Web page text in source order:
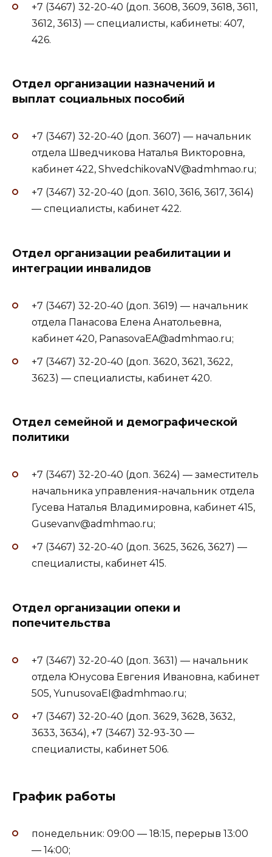
+7 (3467) 32-20-40 (доп. 3608, 3609, 3618, 3611,
3612, 3613) — специалисты, кабинеты: 407,
426.
Отдел организации назначений и
выплат социальных пособий
+7 (3467) 32-20-40 (доп. 3607) — начальник
отдела Шведчикова Наталья Викторовна,
кабинет 422, ShvedchikovaNV@admhmao.ru;
+7 (3467) 32-20-40 (доп. 3610, 3616, 3617, 3614)
— специалисты, кабинет 422.
Отдел организации реабилитации и
интеграции инвалидов
+7 (3467) 32-20-40 (доп. 3619) — начальник
отдела Панасова Елена Анатольевна,
кабинет 420, PanasovaEA@admhmao.ru;
+7 (3467) 32-20-40 (доп. 3620, 3621, 3622,
3623) — специалисты, кабинет 420.
Отдел семейной и демографической
политики
+7 (3467) 32-20-40 (доп. 3624) — заместитель
начальника управления-начальник отдела
Гусева Наталья Владимировна, кабинет 415,
Gusevanv@admhmao.ru;
+7 (3467) 32-20-40 (доп. 3625, 3626, 3627) —
специалисты, кабинет 415.
Отдел организации опеки и
попечительства
+7 (3467) 32-20-40 (доп. 3631) — начальник
отдела Юнусова Евгения Ивановна, кабинет
505, YunusovaEI@admhmao.ru;
+7 (3467) 32-20-40 (доп. 3629, 3628, 3632,
3633, 3634), +7 (3467) 32-93-30 —
специалисты, кабинет 506.
График работы
понедельник: 09:00 — 18:15, перерыв 13:00
— 14:00;